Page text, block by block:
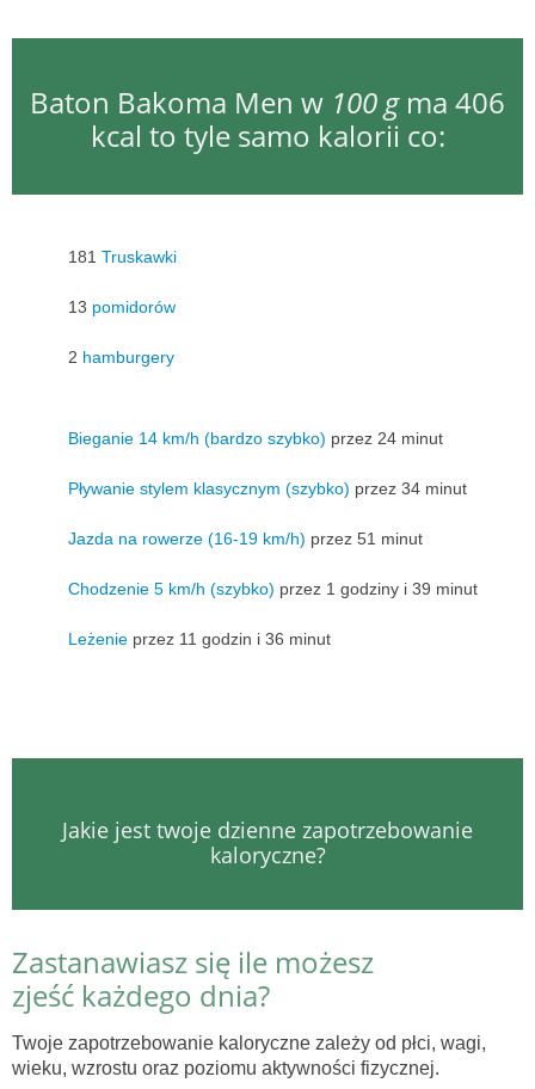
Baton Bakoma Men w 100 gma 406
kcal to tyle samo kalorii co:
181 Truskawki
13 pomidorów
2 hamburgery
Bieganie 14 km/h (bardzo szybko) przez 24 minut
Pływanie stylem klasycznym (szybko) przez 34 minut
Jazda na rowerze (16-19 km/h) przez 51 minut
Chodzenie 5 km/h (szybko) przez 1 godziny i 39 minut
Leżenie przez 11 godzin i 36 minut
Jakie jest twoje dzienne zapotrzebowanie
kaloryczne?
Zastanawiasz się ile możesz
zjeść każdego dnia?
Twoje zapotrzebowanie kaloryczne zależy od płci, wagi,
wieku, wzrostu oraz poziomu aktywności fizycznej.